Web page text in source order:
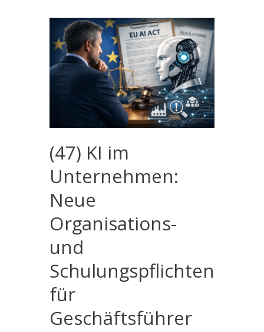
(47) KI im
Unternehmen:
Neue
Organisations-
und
Schulungspflichten
für
Geschäftsführer